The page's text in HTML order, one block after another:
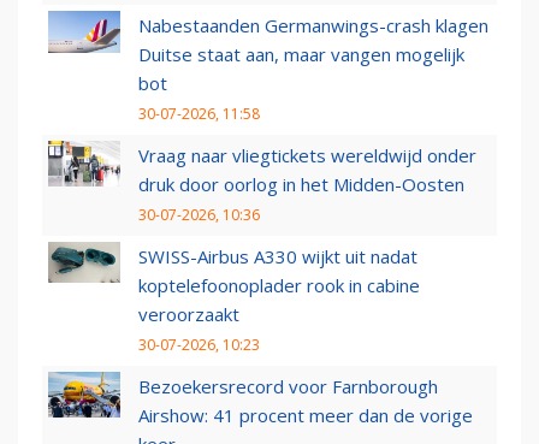
Nabestaanden Germanwings-crash klagen
Duitse staat aan, maar vangen mogelijk
bot
30-07-2026, 11:58
Vraag naar vliegtickets wereldwijd onder
druk door oorlog in het Midden-Oosten
30-07-2026, 10:36
SWISS-Airbus A330 wijkt uit nadat
koptelefoonoplader rook in cabine
veroorzaakt
30-07-2026, 10:23
Bezoekersrecord voor Farnborough
Airshow: 41 procent meer dan de vorige